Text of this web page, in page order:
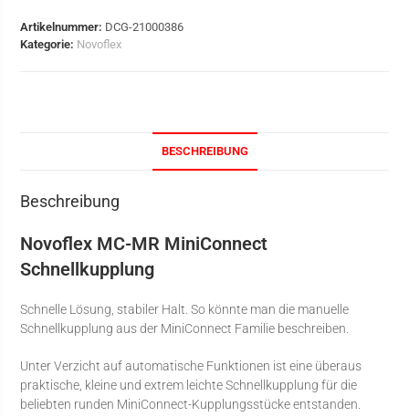
Artikelnummer: DCG-21000386
Kategorie: Novoflex
BESCHREIBUNG
Beschreibung
Novoflex MC-MR MiniConnect
Schnellkupplung
Schnelle Lösung, stabiler Halt. So könnte man die manuelle
Schnellkupplung aus der MiniConnect Familie beschreiben.
Unter Verzicht auf automatische Funktionen ist eine überaus
praktische, kleine und extrem leichte Schnellkupplung für die
beliebten runden MiniConnect-Kupplungsstücke entstanden.